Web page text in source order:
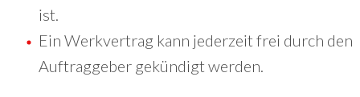
ist.
Ein Werkvertrag kann jederzeit frei durch den
Auftraggeber gekündigt werden.